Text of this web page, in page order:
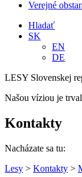
Verejné
Hladať
SK
EN
DE
LESY Slovenskej
Našou víziou je
Kontakty
Nacházate sa tu:
Lesy > Kontakty >